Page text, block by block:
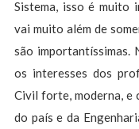
Sistema, isso é muito
vai muito além de
são importantíssimas.
os interesses dos
Civil forte, moderna, e
do país e da